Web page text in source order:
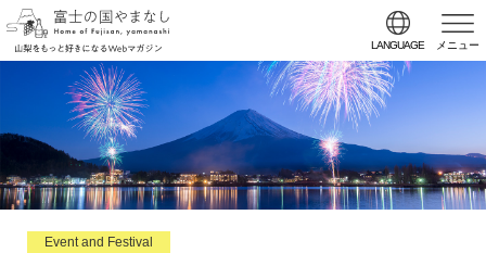
LANGUAGE メニュー
Event and Festival